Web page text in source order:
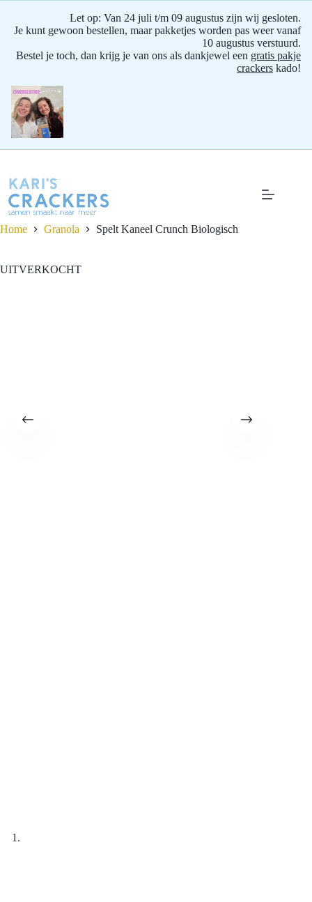
Let op: Van 24 juli t/m 09 augustus zijn wij gesloten.
Je kunt gewoon bestellen, maar pakketjes worden pas weer vanaf
10 augustus verstuurd.
Bestel je toch, dan krijg je van ons als dankjewel een gratis pakje
crackers kado!
naar
de
inhoud
Home
Granola Spelt Kaneel Crunch Biologisch
UITVERKOCHT